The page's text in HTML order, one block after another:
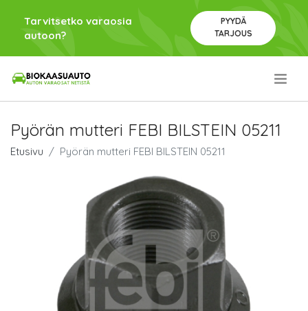
Tarvitsetko varaosia
autoon?
PYYDÄ
TARJOUS
Pyörän mutteri FEBI BILSTEIN 05211
Etusivu Pyörän mutteri FEBI BILSTEIN 05211